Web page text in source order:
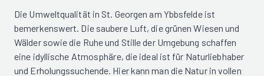
Die Umweltqualität in St. Georgen am Ybbsfelde ist
bemerkenswert. Die saubere Luft, die grünen Wiesen und
Wälder sowie die Ruhe und Stille der Umgebung schaffen
eine idyllische Atmosphäre, die ideal ist für Naturliebhaber
und Erholungssuchende. Hier kann man die Natur in vollen